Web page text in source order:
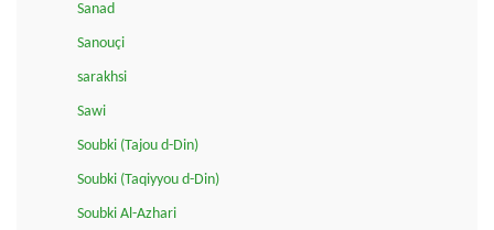
Sanad
Sanouçi
sarakhsi
Sawi
Soubki (Tajou d-Din)
Soubki (Taqiyyou d-Din)
Soubki Al-Azhari